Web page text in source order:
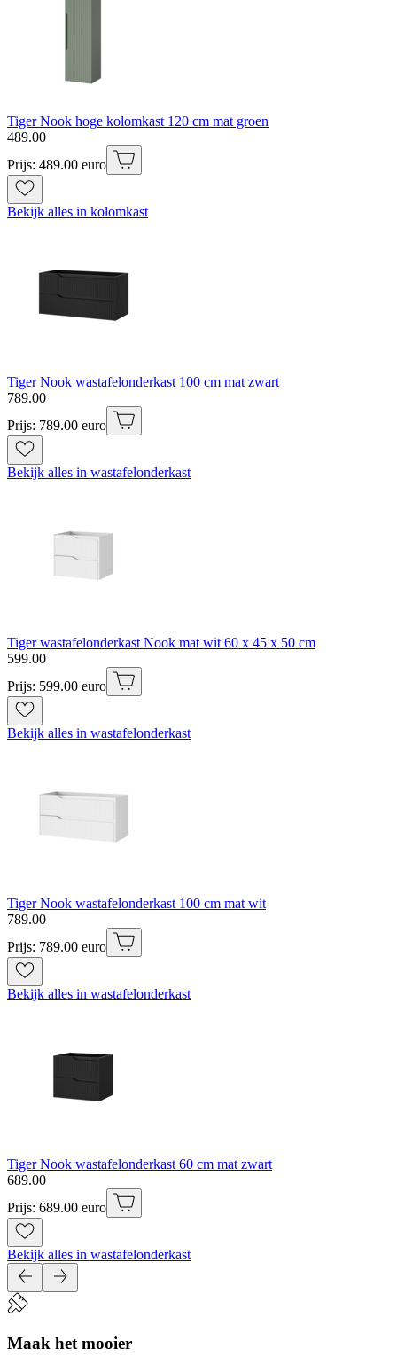
Tiger Nook hoge kolomkast 120 cm mat groen
489.00
Prijs: 489.00 euro
Bekijk alles in kolomkast
Tiger Nook wastafelonderkast 100 cm mat zwart
789.00
Prijs: 789.00 euro
Bekijk alles in wastafelonderkast
Tiger wastafelonderkast Nook mat wit 60 x 45 x 50 cm
599.00
Prijs: 599.00 euro
Bekijk alles in wastafelonderkast
Tiger Nook wastafelonderkast 100 cm mat wit
789.00
Prijs: 789.00 euro
Bekijk alles in wastafelonderkast
Tiger Nook wastafelonderkast 60 cm mat zwart
689.00
Prijs: 689.00 euro
Bekijk alles in wastafelonderkast
Maak het mooier